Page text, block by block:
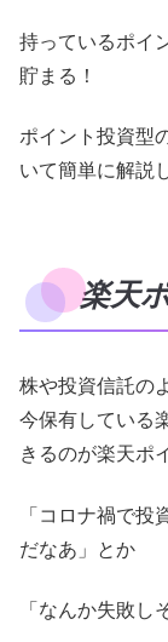
持っているポイ
貯まる！
ポイント投資型
いて簡単に解説
楽天
株や投資信託の
今保有している
きるのが楽天ポ
「コロナ禍で投
だなあ」とか
「なんか失敗し